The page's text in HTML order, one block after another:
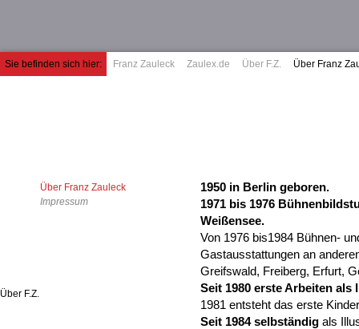
Sie befinden sich hier: Franz Zauleck Zaulex.de
Sie sind hier
Über F.Z. Über Franz
Über F.Z.
Über Franz Zauleck
Impressum
1950 in Berlin geboren.
1971 bis 1976
Weißensee.
Von 1976 bis1984 Bühnen-
Gastausstattungen an
Greifswald, Freiberg, Erfurt,
Seit 1980 erste Arbeiten als
1981 entsteht das erste
Seit 1984 selbständig als